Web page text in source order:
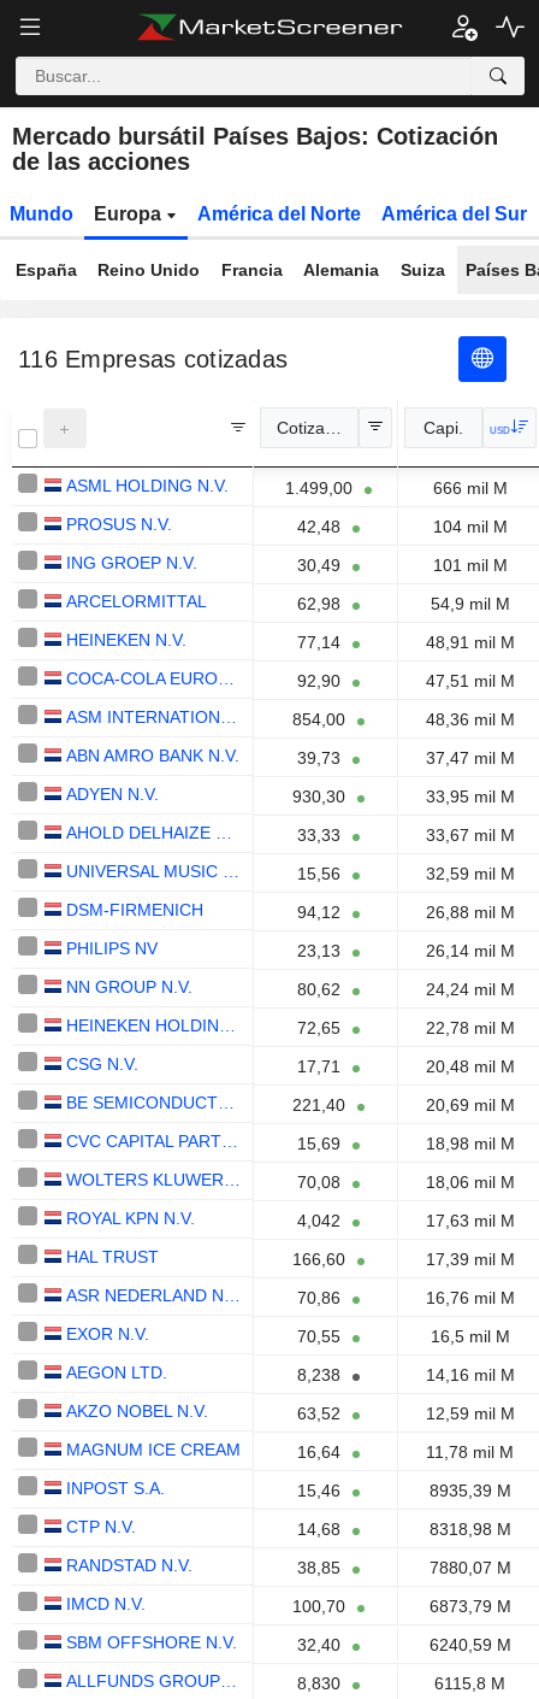
Mercado bursátil Países Bajos: Cotización
de las acciones
Mundo Europa América del Norte América del Sur
España Reino Unido Francia Alemania Suiza Países
116Empresas cotizadas
Cotización oficial Capi. USD
ASML HOLDING N.V. 1.499,00
666 mil M
PROSUS N.V.
42,48
104 mil M
ING GROEP N.V.
30,49
101 mil M
ARCELORMITTAL
62,98
54,9 mil M
HEINEKEN N.V.
77,14
48,91 mil M
92,90
47,51 mil M
854,00
48,36 mil M
ABN AMRO BANK N.V.
39,73
37,47 mil M
ADYEN N.V.
930,30
33,95 mil M
33,33
33,67 mil M
15,56
32,59 mil M
DSM-FIRMENICH
94,12
26,88 mil M
PHILIPS NV
23,13
26,14 mil M
NN GROUP N.V.
80,62
24,24 mil M
72,65
22,78 mil M
CSG N.V.
17,71
20,48 mil M
221,40
20,69 mil M
15,69
18,98 mil M
70,08
18,06 mil M
ROYAL KPN N.V.
4,042
17,63 mil M
HAL TRUST
166,60
17,39 mil M
70,86
16,76 mil M
EXOR N.V.
70,55
16,5 mil M
AEGON LTD.
8,238
14,16 mil M
AKZO NOBEL N.V.
63,52
12,59 mil M
MAGNUM ICE CREAM
16,64
11,78 mil M
INPOST S.A.
15,46
8935,39 M
CTP N.V.
14,68
8318,98 M
RANDSTAD N.V.
38,85
7880,07 M
IMCD N.V.
100,70
6873,79 M
SBM OFFSHORE N.V.
32,40
6240,59 M
8,830
6115,8 M